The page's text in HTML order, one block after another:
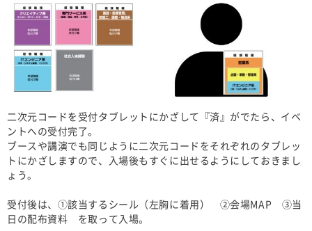
二次元コードを受付タブレットにかざして『済』がでたら、イベ
ントへの受付完了。​
ブースや講演でも同じように二次元コードをそれぞれのタブレッ
トにかざしますので、入場後もすぐに出せるようにしておきまし
ょう。​
受付後は、①該当するシール（左胸に着用） ②会場MAP ③当
日の配布資料 を取って入場。​